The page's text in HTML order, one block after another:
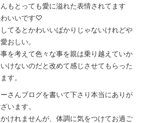
もとっても愛に溢れた表情されてます
いいです♡
てるとかわいいばかりじゃないけれどや
おしい。
を考えて色々な事を親は乗り越えていか
けないのだと改めて感じさせてもらった
す。
さんブログを書いて下さり本当にありが
います。
かけれませんが、体調に気をつけてお過ご